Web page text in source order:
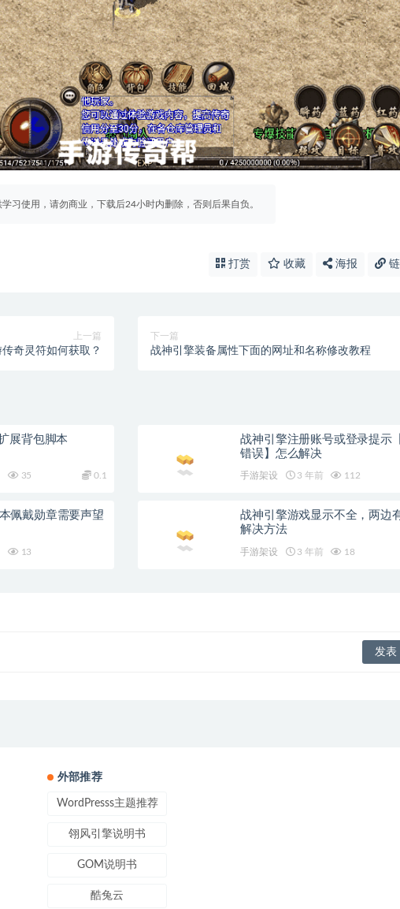
习使用，请勿商业，下载后24小时内删除，否则后果自负。
打赏 收藏 海报 链
上一篇
奇灵符如何获取？
下一篇
战神引擎装备属性下面的网址和名称修改教程
展背包脚本
35 0.1
战神引擎注册账号或登录提示
错误】怎么解决
手游架设 3 年前 112
佩戴勋章需要声望
13
战神引擎游戏显示不全，两边
解决方法
手游架设 3 年前 18
外部推荐
WordPresss主题推荐
翎风引擎说明书
GOM说明书
酷兔云